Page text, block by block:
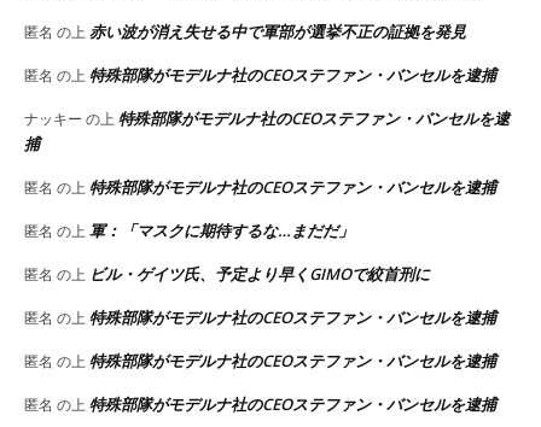
匿名 の上 赤い波が消え失せる中で軍部が選挙不正の証拠を発見
匿名 の上 特殊部隊がモデルナ社のCEOステファン・バンセルを逮捕
ナッキー の上 特殊部隊がモデルナ社のCEOステファン・バンセルを逮
捕
匿名 の上 特殊部隊がモデルナ社のCEOステファン・バンセルを逮捕
匿名 の上 軍：「マスクに期待するな…まだだ」
匿名 の上 ビル・ゲイツ氏、予定より早くGIMOで絞首刑に
匿名 の上 特殊部隊がモデルナ社のCEOステファン・バンセルを逮捕
匿名 の上 特殊部隊がモデルナ社のCEOステファン・バンセルを逮捕
匿名 の上 特殊部隊がモデルナ社のCEOステファン・バンセルを逮捕